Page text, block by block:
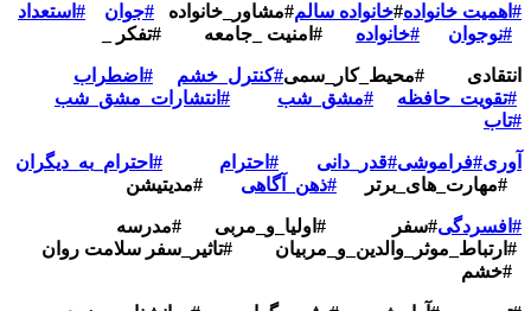
#اهمیت خانواده#خانواده سالم#مشاور_خانواده #جوان
#استعداد
#نوجوان
#خانواده #امنیت _جامعه #تفکر _
انتقادی #محیط_کار_سمی#کنترل_خشم
#اضطراب
#تقویت_حافظه
#مشق_شب
#انتشارات_مشق_شب
#تاب
آوری#فراموشی#قدر_دانی #احترام
#احترام_به_دیگران
#مهارت_های_برتر #ذهن_آگاهی #مدیتیشن
#افسردگی#سفر #اولیا_و_مربی #مدرسه
#ارتباط_موثر_والدین_و_مربیان #تاثیر_سفر سلامت روان
#خشم